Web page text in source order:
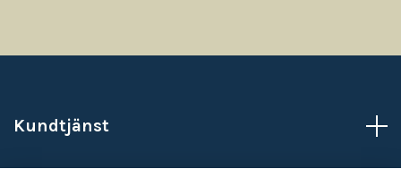
Kundtjänst